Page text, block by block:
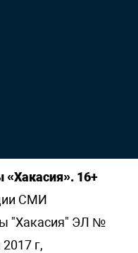
«Хакасия». 16+
СМИ
"Хакасия" ЭЛ №
г,